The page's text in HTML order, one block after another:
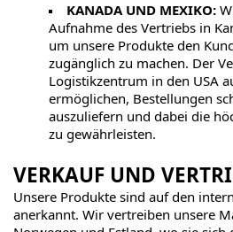
KANADA UND MEXIKO:
Aufnahme des Vertriebs in
um unsere Produkte den
zugänglich zu machen. Der
Logistikzentrum in den USA
ermöglichen, Bestellungen
auszuliefern und dabei die
zu gewährleisten.
VERKAUF UND
Unsere Produkte sind auf den
anerkannt. Wir vertreiben unsere